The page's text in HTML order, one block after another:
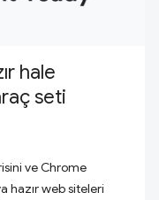
hale
seti
ve Chrome
hazır web siteleri